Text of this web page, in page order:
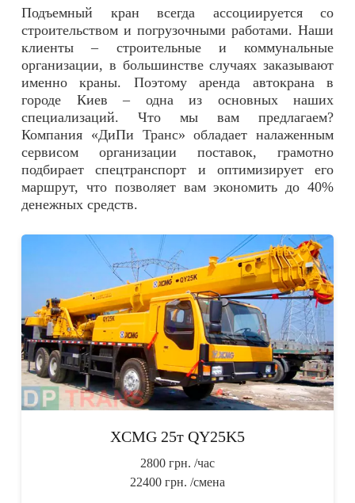
Подъемный кран всегда ассоциируется со
строительством и погрузочными работами. Наши
клиенты – строительные и коммунальные
организации, в большинстве случаях заказывают
именно краны. Поэтому аренда автокрана в
городе Киев – одна из основных наших
специализаций. Что мы вам предлагаем?
Компания «ДиПи Транс» обладает налаженным
сервисом организации поставок, грамотно
подбирает спецтранспорт и оптимизирует его
маршрут, что позволяет вам экономить до 40%
денежных средств.
XCMG 25т QY25K5
2800 грн. /час
22400 грн. /смена